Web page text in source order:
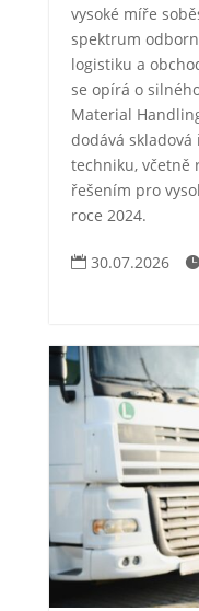
vysoké míře
spektrum
logistiku a
se opírá o
Material
dodává
techniku, včetně
řešením pro
roce 2024.
 30.07.2026 